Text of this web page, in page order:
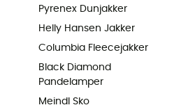
Pyrenex Dunjakker
Helly Hansen Jakker
Columbia Fleecejakker
Black Diamond
Pandelamper
Meindl Sko